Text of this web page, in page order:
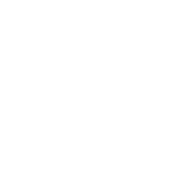
آزاد کشمیر جیسے احتجاج کی ضرورت